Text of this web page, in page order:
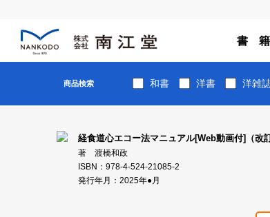
書 籍
商品検索 和書 洋書 洋雑
経食道心エコー法マニュアル[Web動画付]（改
著 渡橋和政
ISBN：978-4-524-21085-2
発行年月：2025年●月